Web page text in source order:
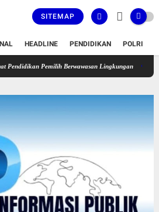
SITEMAP
HEADLINE PENDIDIKAN POLRI
Luncurkan Sekolah Pemilu Hijau Tahun 2026,